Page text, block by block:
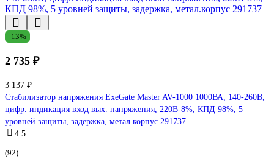
-13%
2 735 ₽
3 137 ₽
Стабилизатор напряжения ExeGate Master AV-1000 1000ВА, 140-260В,
цифр. индикация вход вых. напряжения, 220В-8%, КПД 98%, 5
уровней защиты, задержка, метал.корпус 291737
4.5
(92)